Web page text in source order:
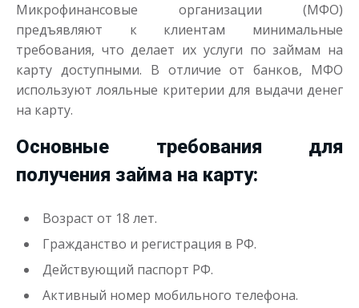
до
Срок от 1 до 30 дня
Получить
Переведём в долг
Сумма
Срок от 1 до 21 дня
Микрофинансовые организации (МФО)
предъявляют к клиентам минимальные
требования, что делает их услуги по займам на
карту доступными. В отличие от банков, МФО
используют лояльные критерии для выдачи денег
на карту.
Основные требования для
получения займа на карту:
Возраст от 18 лет.
Гражданство и регистрация в РФ.
Действующий паспорт РФ.
Активный номер мобильного телефона.